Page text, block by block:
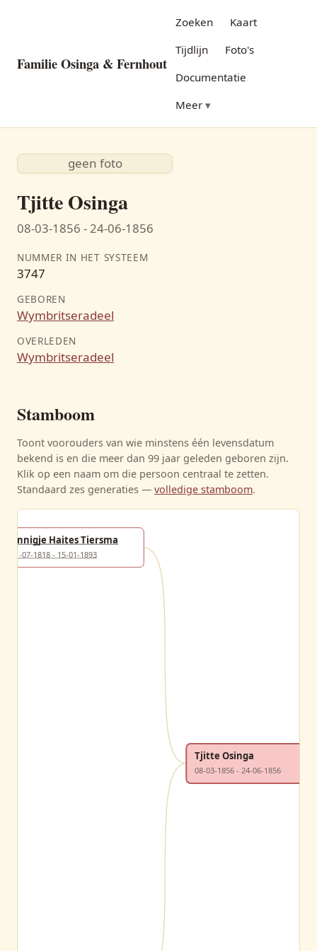
Familie Osinga & Fernhout
Zoeken
Kaart
Tijdlijn
Foto's
Documentatie
Meer
geen foto
Tjitte Osinga
08-03-1856 - 24-06-1856
NUMMER IN HET SYSTEEM
3747
GEBOREN
Wymbritseradeel
OVERLEDEN
Wymbritseradeel
Stamboom
Toont voorouders van wie minstens één levensdatum
bekend is en die meer dan 99 jaar geleden geboren zijn.
Klik op een naam om die persoon centraal te zetten.
Standaard zes generaties — volledige stamboom.
Annigje Haites Tiersma
21-07-1818 - 15-01-1893
Tjitte Osinga
08-03-1856 - 24-06-1856